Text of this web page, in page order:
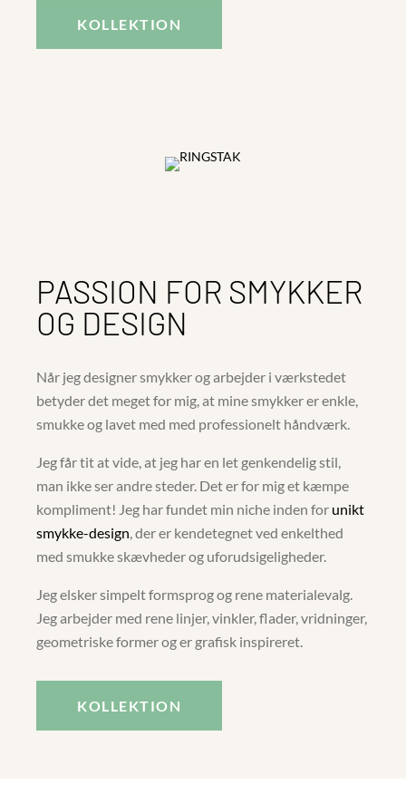
KOLLEKTION
PASSION FOR SMYKKER
OG DESIGN
Når jeg designer smykker og arbejder i værkstedet
betyder det meget for mig, at mine smykker er enkle,
smukke og lavet med med professionelt håndværk.
Jeg får tit at vide, at jeg har en let genkendelig stil,
man ikke ser andre steder. Det er for mig et kæmpe
kompliment! Jeg har fundet min niche inden for unikt
smykke-design , der er kendetegnet ved enkelthed
med smukke skævheder og uforudsigeligheder.
Jeg elsker simpelt formsprog og rene materialevalg.
Jeg arbejder med rene linjer, vinkler, flader, vridninger,
geometriske former og er grafisk inspireret.
KOLLEKTION